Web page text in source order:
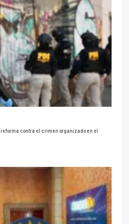
contra el crimen organizado en el